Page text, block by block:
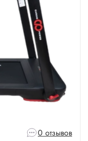
0 отзывов